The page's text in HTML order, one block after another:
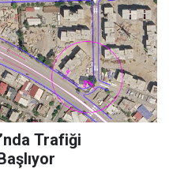
Trafiği